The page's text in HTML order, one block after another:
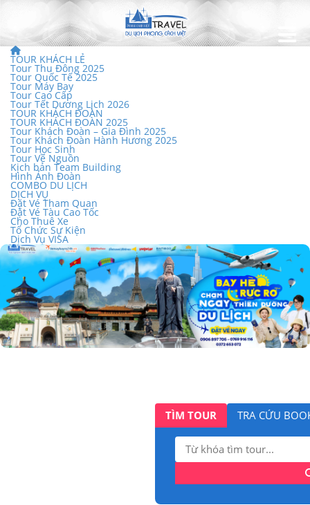
TOUR KHÁCH LẺ
Tour Thu Đông 2025
Tour Quốc Tế 2025
Tour Máy Bay
Tour Cao Cấp
Tour Tết Dương Lịch 2026
TOUR KHÁCH ĐOÀN
TOUR KHÁCH ĐOÀN 2025
Tour Khách Đoàn – Gia Đình 2025
Tour Khách Đoàn Hành Hương 2025
Tour Học Sinh
Tour Về Nguồn
Kịch bản Team Building
Hình Ảnh Đoàn
COMBO DU LỊCH
DỊCH VỤ
Đặt Vé Tham Quan
Đặt Vé Tàu Cao Tốc
Cho Thuê Xe
Tổ Chức Sự Kiện
Dịch Vụ VISA
TÌM TOUR TRA CỨU
Tìm
kiếm: